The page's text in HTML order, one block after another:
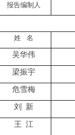
报告编制人
姓 名
吴华伟
梁振宇
危雪梅
刘 新
王 江